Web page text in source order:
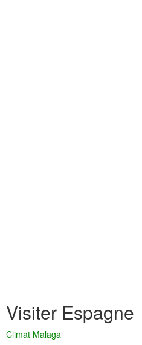
Visiter Espagne
Climat Malaga